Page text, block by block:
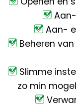
Aan-
Aan-
Beheren
Slimme
zo min